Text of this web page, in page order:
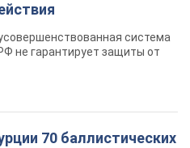
система
не гарантирует защиты от
70 баллистических